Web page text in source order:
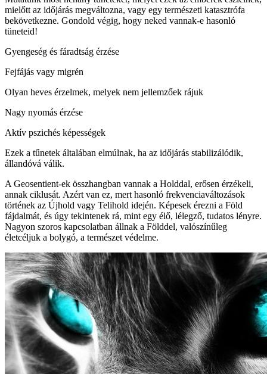
mielőtt az időjárás megváltozna, vagy egy természeti katasztrófa
bekövetkezne. Gondold végig, hogy neked vannak-e hasonló
tüneteid!
Gyengeség és fáradtság érzése
Fejfájás vagy migrén
Olyan heves érzelmek, melyek nem jellemzőek rájuk
Nagy nyomás érzése
Aktív pszichés képességek
Ezek a tűnetek általában elmúlnak, ha az időjárás stabilizálódik,
állandóvá válik.
A Geosentient-ek összhangban vannak a Holddal, erősen érzékeli,
annak ciklusát. Azért van ez, mert hasonló frekvenciaváltozások
történek az Újhold vagy Telihold idején. Képesek érezni a Föld
fájdalmát, és úgy tekintenek rá, mint egy élő, lélegző, tudatos lényre.
Nagyon szoros kapcsolatban állnak a Földdel, valószínűleg
életcéljuk a bolygó, a természet védelme.